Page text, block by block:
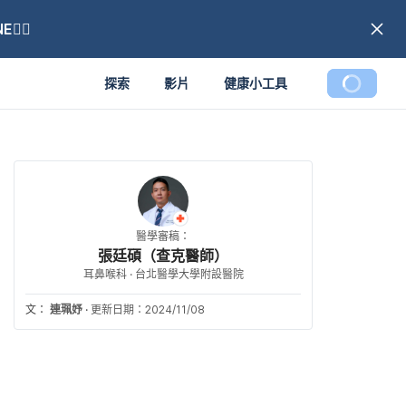
探索 影片 健康小工具
醫學審稿：
張廷碩（查克醫師）
耳鼻喉科 · 台北醫學大學附設醫院
文： 連珮妤 · 更新日期：2024/11/08